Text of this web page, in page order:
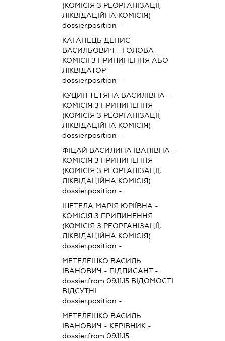
(КОМІСІЯ З РЕОРГАНІЗАЦІЇ,
ЛІКВІДАЦІЙНА КОМІСІЯ)
dossier.position -
КАГАНЕЦЬ ДЕНИС
ВАСИЛЬОВИЧ - ГОЛОВА
КОМІСІЇ З ПРИПИНЕННЯ АБО
ЛІКВІДАТОР
dossier.position -
КУЦИН ТЕТЯНА ВАСИЛІВНА -
КОМІСІЯ З ПРИПИНЕННЯ
(КОМІСІЯ З РЕОРГАНІЗАЦІЇ,
ЛІКВІДАЦІЙНА КОМІСІЯ)
dossier.position -
ФІЦАЙ ВАСИЛИНА ІВАНІВНА -
КОМІСІЯ З ПРИПИНЕННЯ
(КОМІСІЯ З РЕОРГАНІЗАЦІЇ,
ЛІКВІДАЦІЙНА КОМІСІЯ)
dossier.position -
ШЕТЕЛА МАРІЯ ЮРІЇВНА -
КОМІСІЯ З ПРИПИНЕННЯ
(КОМІСІЯ З РЕОРГАНІЗАЦІЇ,
ЛІКВІДАЦІЙНА КОМІСІЯ)
dossier.position -
МЕТЕЛЕШКО ВАСИЛЬ
ІВАНОВИЧ - ПІДПИСАНТ-
dossier.from 09.11.15 ВІДОМОСТІ
ВІДСУТНІ
dossier.position -
МЕТЕЛЕШКО ВАСИЛЬ
ІВАНОВИЧ - КЕРІВНИК -
dossier.from 09.11.15